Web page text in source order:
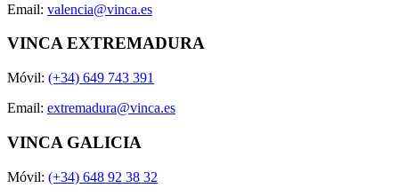
Email: valencia@vinca.es
VINCA EXTREMADURA
Móvil: (+34) 649 743 391
Email: extremadura@vinca.es
VINCA GALICIA
Móvil: (+34) 648 92 38 32